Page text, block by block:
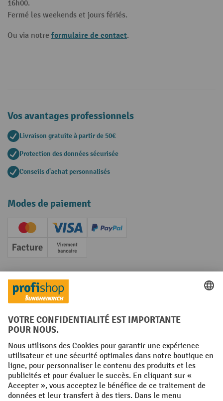
16h00.
Fermé les weekends et jours fériés.
Ou via notre formulaire de contact.
Vos avantages professionnels
Livraison gratuite à partir de 50€
Protection des données sécurisée
Conseils d'achat personnalisés
Modes de paiement
Creditcard (Master)Creditcard (Visa)
PayPal
Facture Paiement anticipé
Réseaux sociaux
Facebook
YouTube
LinkedInInstagram
Conditions générales Mentions légales
Protection des Données Politique de cookies
All prices excl. VAT plusshipping costsand possible delivery charges,